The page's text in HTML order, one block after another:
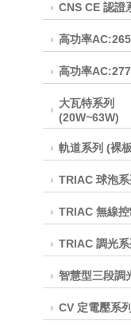
CNS CE 認證
高功率
高功率
大瓦特系列
(20W~63W)
軌道系列 (裸
TRIAC 球泡系
TRIAC 無線
TRIAC 調光系
智慧型三段調
CV 定電壓系列